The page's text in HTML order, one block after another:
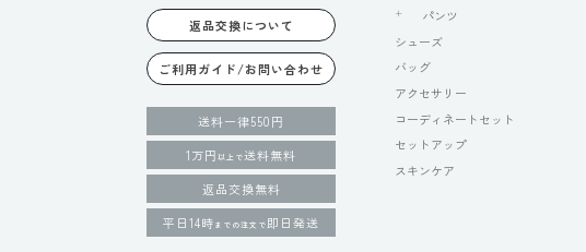
返品交換について
ご利用ガイド/お問い合わせ
送料一律550円
1万円以上で送料無料
返品交換無料
平日14時 までの注文で 即日発送
パンツ
シューズ
バッグ
アクセサリー
コーディネートセット
セットアップ
スキンケア